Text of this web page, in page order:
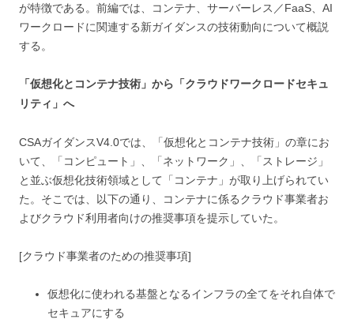
が特徴である。前編では、コンテナ、サーバーレス／FaaS、AI
ワークロードに関連する新ガイダンスの技術動向について概説
する。
「仮想化とコンテナ技術」から「クラウドワークロードセキュ
リティ」へ
CSAガイダンスV4.0では、「仮想化とコンテナ技術」の章にお
いて、「コンピュート」、「ネットワーク」、「ストレージ」
と並ぶ仮想化技術領域として「コンテナ」が取り上げられてい
た。そこでは、以下の通り、コンテナに係るクラウド事業者お
よびクラウド利用者向けの推奨事項を提示していた。
[クラウド事業者のための推奨事項]
仮想化に使われる基盤となるインフラの全てをそれ自体で
セキュアにする